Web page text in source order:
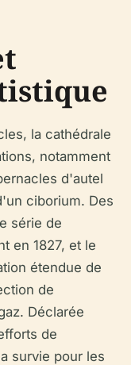
la cathédrale
notamment
d'autel
ciborium. Des
série de
en 1827, et le
étendue de
de
Déclarée
de
survie pour les